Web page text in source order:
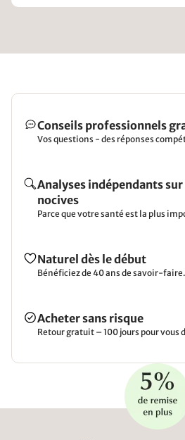
Conseils professionnels
Vos questions - des réponses
Analyses indépendants
nocives
Parce que votre santé est la plus
Naturel dès le début
Bénéficiez de 40 ans de savoir-faire.
Acheter sans risque
Retour gratuit – 100 jours pour vous